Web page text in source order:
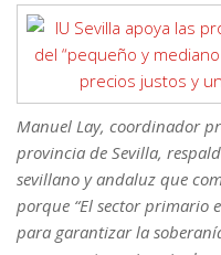
Manuel Lay, coordinador
provincia de Sevilla,
sevillano y andaluz que
porque “El sector primario
para garantizar la